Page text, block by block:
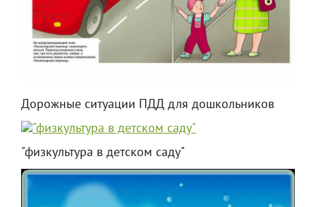
Дорожные ситуации ПДД для дошкольников
"физкультура в детском саду"